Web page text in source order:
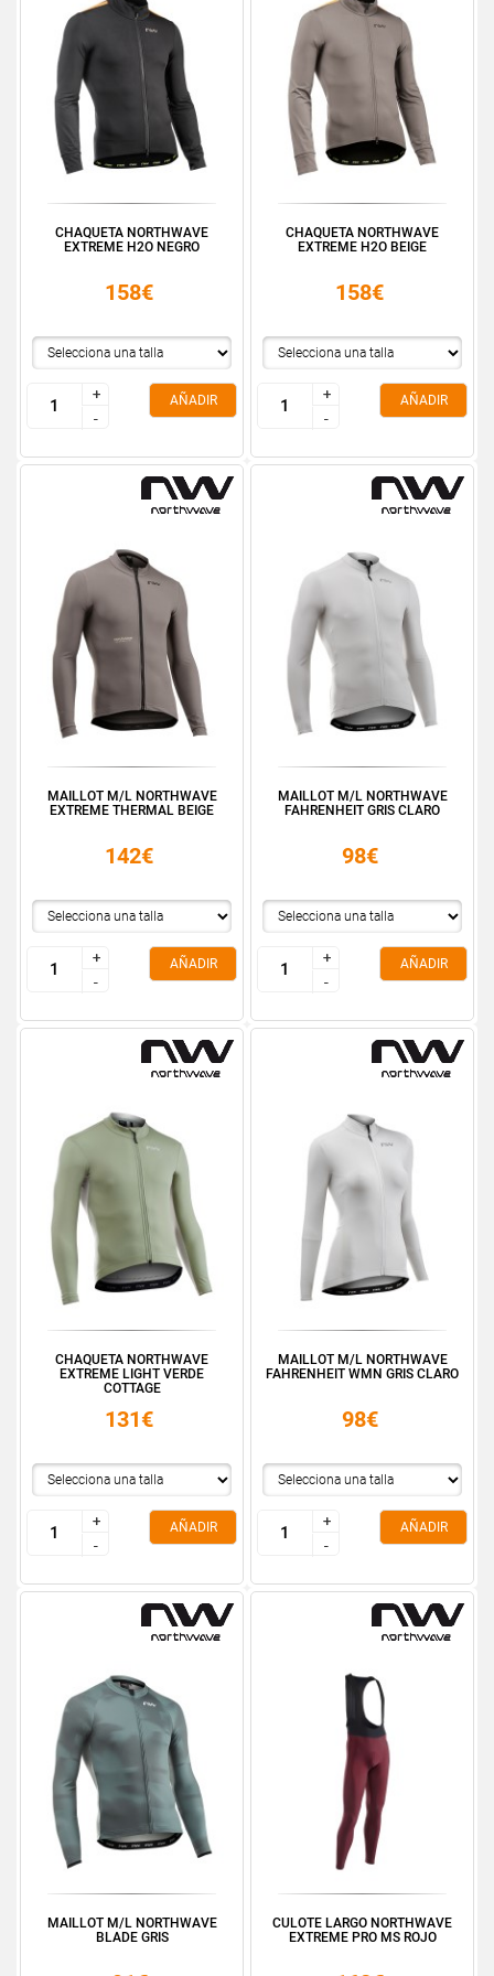
CHAQUETA NORTHWAVE
EXTREME H2O NEGRO
158€
+
-
+
-
AÑADIR
CHAQUETA NORTHWAVE
EXTREME H2O BEIGE
158€
+
-
+
-
AÑADIR
MAILLOT M/L NORTHWAVE
EXTREME THERMAL BEIGE
142€
+
-
+
-
AÑADIR
MAILLOT M/L NORTHWAVE
FAHRENHEIT GRIS CLARO
98€
+
-
+
-
AÑADIR
CHAQUETA NORTHWAVE
EXTREME LIGHT VERDE
COTTAGE
131€
+
-
+
-
AÑADIR
MAILLOT M/L NORTHWAVE
FAHRENHEIT WMN GRIS CLARO
98€
+
-
+
-
AÑADIR
MAILLOT M/L NORTHWAVE
BLADE GRIS
CULOTE LARGO NORTHWAVE
EXTREME PRO MS ROJO